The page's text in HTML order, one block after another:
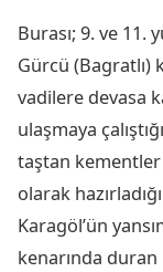
Burası; 9. ve 11.
Gürcü (Bagratlı)
vadilere devasa
ulaşmaya
taştan kementler
olarak
Karagöl’ün
kenarında duran